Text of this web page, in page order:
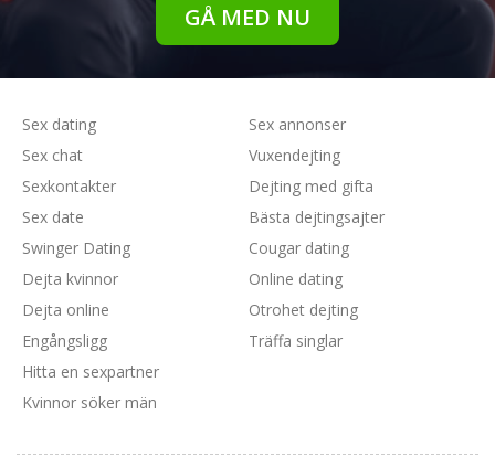
GÅ MED NU
Sex dating
Sex chat
Sexkontakter
Sex date
Swinger Dating
Sex annonser
Vuxendejting
Dejting med gifta
Bästa dejtingsajter
Cougar dating
Dejta kvinnor
Dejta online
Engångsligg
Hitta en sexpartner
Kvinnor söker män
Online dating
Otrohet dejting
Träffa singlar